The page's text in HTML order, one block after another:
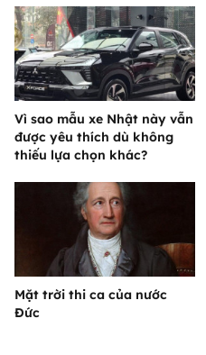
Vì sao mẫu xe Nhật này vẫn
được yêu thích dù không
thiếu lựa chọn khác?
Mặt trời thi ca của nước
Đức